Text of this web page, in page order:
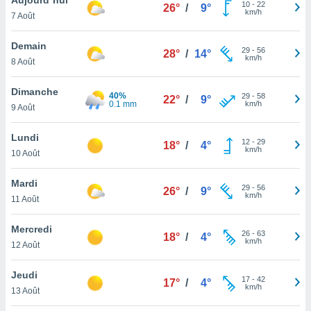
et
»,
au
vous
qu'ils
ou
le
ainsi
un
la
du
7 Août
26° / 9° 10- 22
km/h
Demain
8 Août
28° / 14° 29- 56
km/h
Dimanche
9 Août
40%
0.1 mm
22° / 9° 29- 58
km/h
Lundi
10 Août
18° / 4° 12- 29
km/h
Mardi
11 Août
26° / 9° 29- 56
km/h
Mercredi
12 Août
18° / 4° 26- 63
km/h
Jeudi
13 Août
17° / 4° 17- 42
km/h